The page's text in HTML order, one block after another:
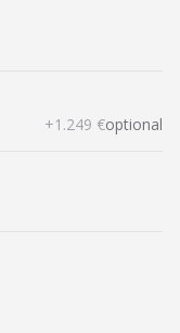
+1.249 €optional